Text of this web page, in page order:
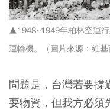
▲1948~1949年柏林空運
運輸機。
（圖片來源：維
問題是，台灣若要撐
要物資，但我方必須